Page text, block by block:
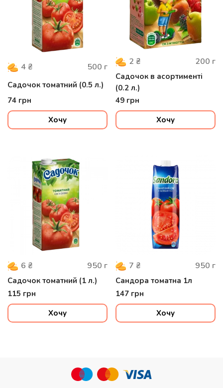
4 ₴ 500 г
Садочок томатний (0.5 л.)
74 грн
Хочу
2 ₴ 200 г
Садочок в асортименті
(0.2 л.)
49 грн
Хочу
6 ₴ 950 г
Садочок томатний (1 л.)
115 грн
Хочу
7 ₴ 950 г
Сандора томатна 1л
147 грн
Хочу